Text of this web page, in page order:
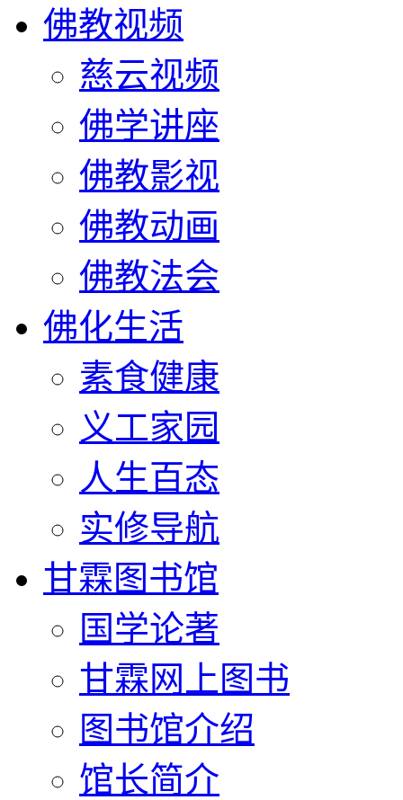
佛教视频
慈云视频
佛学讲座
佛教影视
佛教动画
佛教法会
佛化生活
素食健康
义工家园
人生百态
实修导航
甘霖图书馆
国学论著
甘霖网上图书
图书馆介绍
馆长简介